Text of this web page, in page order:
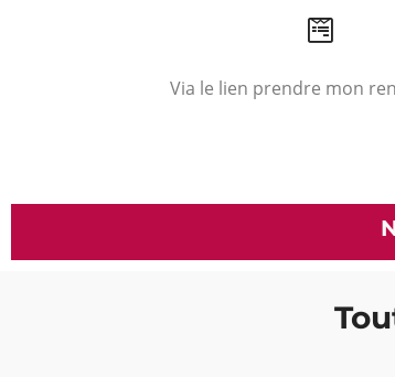
Via le lien prendre mon